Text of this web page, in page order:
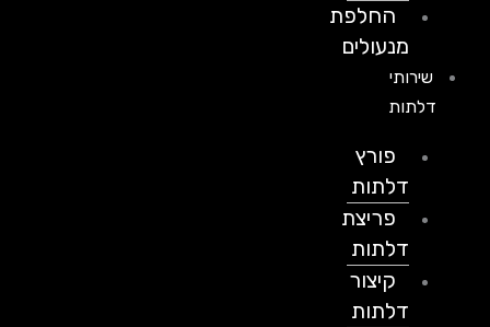
החלפת
מנעולים
שירותי
דלתות
פורץ
דלתות
פריצת
דלתות
קיצור
דלתות